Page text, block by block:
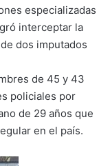
especializadas
interceptar la
dos imputados
de 45 y 43
policiales por
de 29 años que
en el país.